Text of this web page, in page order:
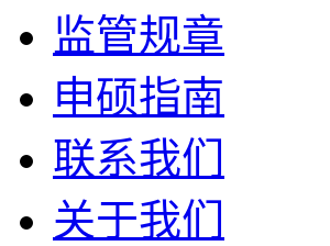
监管规章
申硕指南
联系我们
关于我们